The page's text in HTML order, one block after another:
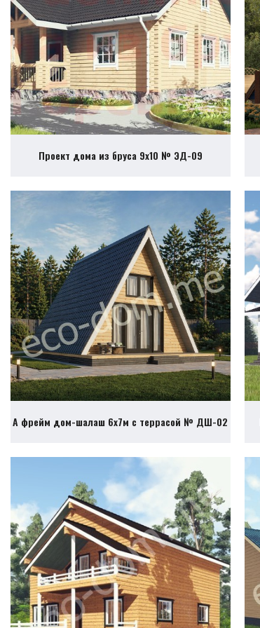
Проект дома из бруса 9х10 № ЭД-09
А фрейм дом-шалаш 6х7м с террасой № ДШ-02